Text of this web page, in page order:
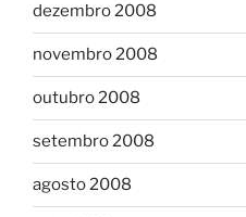
dezembro 2008
novembro 2008
outubro 2008
setembro 2008
agosto 2008